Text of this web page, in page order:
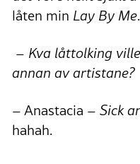
låten min Lay By Me.
– Kva låttolking
annan av artistane?
– Anastacia – Sick
hahah.